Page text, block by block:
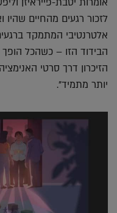
לזכור רגעים מהחיים שהיו
אלטרנטיבי המתמקד
הבידוד הזו – כשהכל הופך
הזיכרון דרך סרטי
יותר מתמיד".